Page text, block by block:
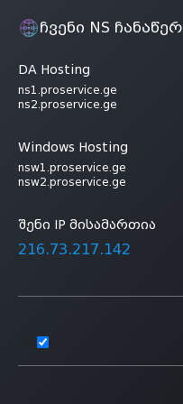
ჩვენი NS
DA Hosting
ns1.proservice.ge
ns2.proservice.ge
Windows Hosting
nsw1.proservice.ge
nsw2.proservice.ge
შენი IP მისამართია
216.73.217.142